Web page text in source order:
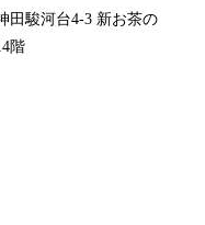
田駿河台4-3 新お茶の
階